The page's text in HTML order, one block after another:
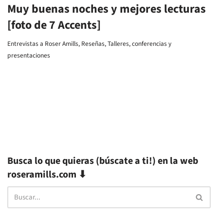
Muy buenas noches y mejores lecturas
[foto de 7 Accents]
Entrevistas a Roser Amills, Reseñas,Talleres, conferencias y
presentaciones
Busca lo que quieras (búscate a ti!) en la web
roseramills.com ⬇